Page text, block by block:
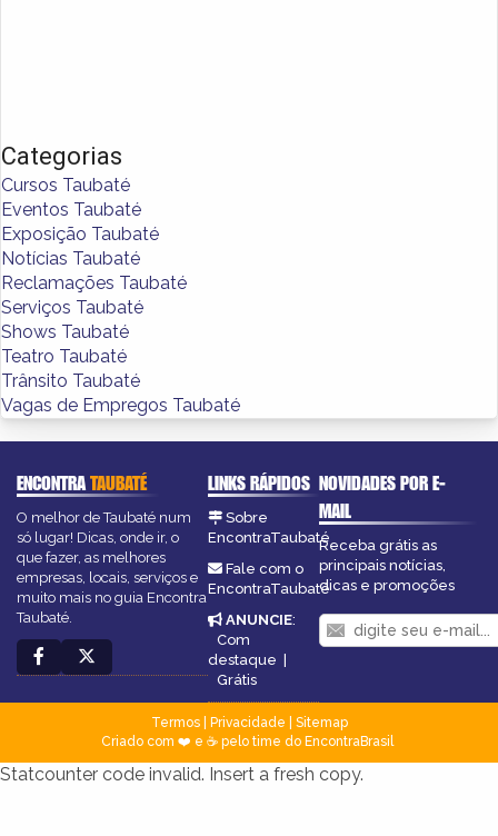
Categorias
Cursos Taubaté
Eventos Taubaté
Exposição Taubaté
Notícias Taubaté
Reclamações Taubaté
Serviços Taubaté
Shows Taubaté
Teatro Taubaté
Trânsito Taubaté
Vagas de Empregos Taubaté
ENCONTRATAUBATÉ
O melhor de Taubaté num
só lugar! Dicas, onde ir, o
que fazer, as melhores
empresas, locais, serviços e
muito mais no guia Encontra
Taubaté.
LINKS RÁPIDOS
Sobre
EncontraTaubaté
Fale com o
EncontraTaubaté
ANUNCIE:
Com
destaque |
Grátis
NOVIDADES POR E-
MAIL
Receba grátis as
principais notícias,
dicas e promoções
Termos| Privacidade
Sitemap
Criado com ❤️ e ☕ pelo time do EncontraBrasil
Statcounter code invalid. Insert a fresh copy.